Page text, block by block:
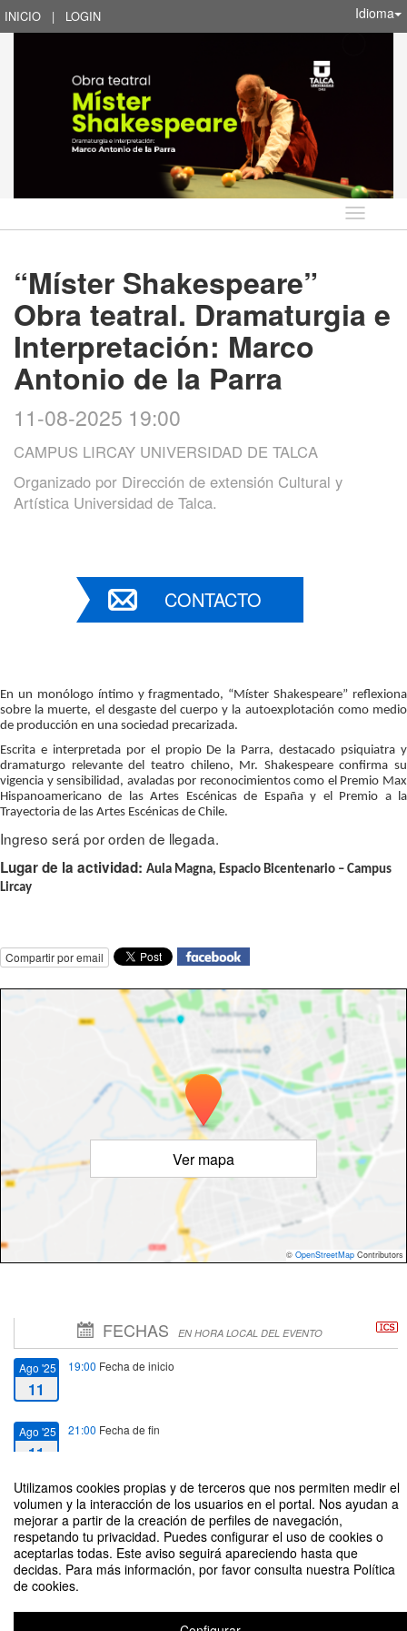
Utilizamos cookies propias y de terceros que nos permiten medir el
volumen y la interacción de los usuarios en el portal. Nos ayudan a
mejorar a partir de la creación de perfiles de navegación,
respetando tu privacidad. Puedes configurar el uso de cookies o
aceptarlas todas. Este aviso seguirá apareciendo hasta que
decidas. Para más información, por favor consulta nuestra Política
de cookies.
INICIO | LOGIN Idioma
Idioma
“Míster Shakespeare”
Obra teatral. Dramaturgia e
Interpretación: Marco
Antonio de la Parra
11-08-2025 19:00
CAMPUS LIRCAY UNIVERSIDAD DE TALCA
Organizado por Dirección de extensión Cultural y
Artística Universidad de Talca.
CONTACTO
En un monólogo íntimo y fragmentado, “Míster Shakespeare” reflexiona
sobre la muerte, el desgaste del cuerpo y la autoexplotación como medio
de producción en una sociedad precarizada.
Escrita e interpretada por el propio De la Parra, destacado psiquiatra y
dramaturgo relevante del teatro chileno, Mr. Shakespeare confirma su
vigencia y sensibilidad, avaladas por reconocimientos como el Premio Max
Hispanoamericano de las Artes Escénicas de España y el Premio a la
Trayectoria de las Artes Escénicas de Chile.
Ingreso será por orden de llegada.
Lugar de la actividad: Aula Magna, Espacio Bicentenario – Campus
Lircay
Compartir por email
Ver mapa
© OpenStreetMap Contributors
FECHAS EN HORA LOCAL DEL EVENTO
Ago '25
11
19:00 Fecha de inicio
Ago '25
11
21:00 Fecha de fin
“Míster Shakespeare” Obra teatral. Dramaturgia e Interpretación: Marco
Antonio de la Parra
Talca.